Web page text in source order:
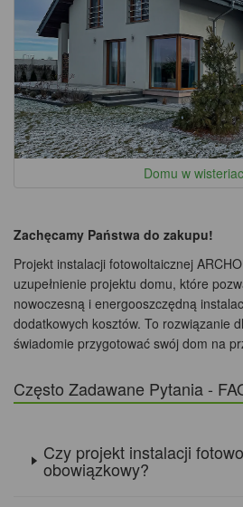
Domu w
Zachęcamy Państwa do zakupu!
Projekt instalacji fotowoltaicznej
uzupełnienie projektu domu, które
nowoczesną i energooszczędną
dodatkowych kosztów. To rozwiązanie
świadomie przygotować swój dom na
Często Zadawane Pytania -
Czy projekt instalacji
obowiązkowy?